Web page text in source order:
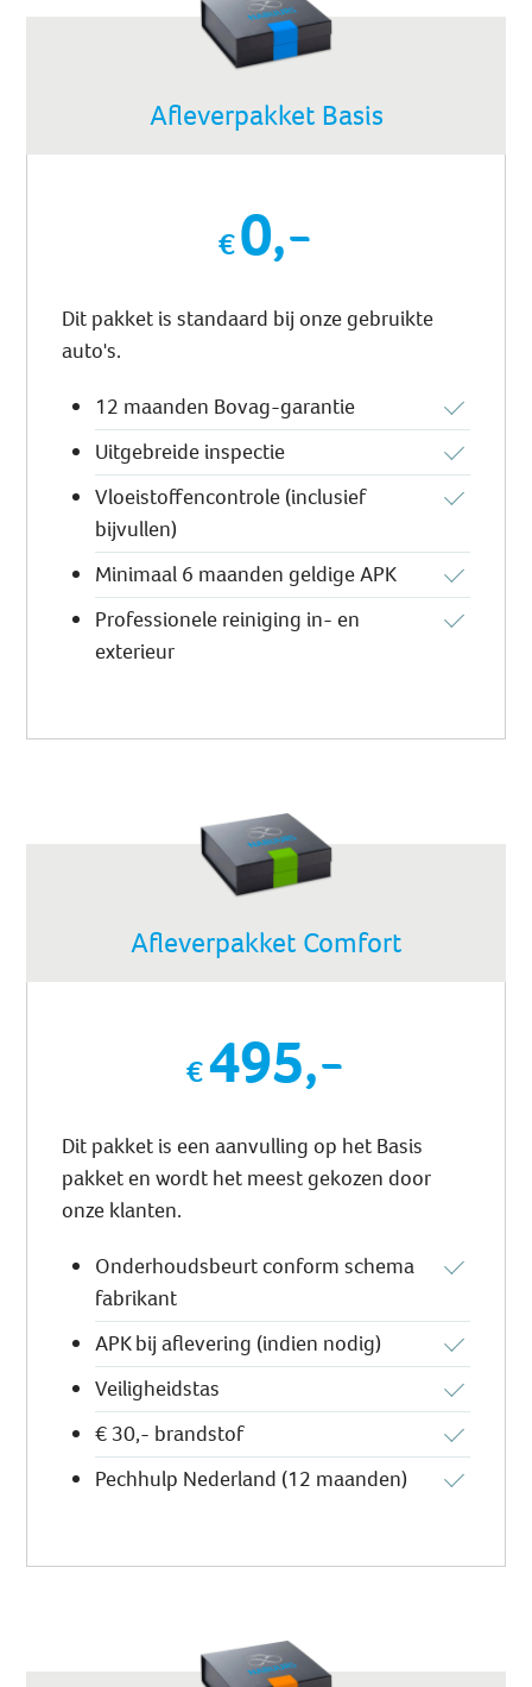
Afleverpakket Basis
0,-
Dit pakket is standaard bij onze gebruikte
auto's.
12 maanden Bovag-garantie
Uitgebreide inspectie
Vloeistoffencontrole (inclusief
bijvullen)
Minimaal 6 maanden geldige APK
Professionele reiniging in- en
exterieur
Afleverpakket Comfort
495,-
Dit pakket is een aanvulling op het Basis
pakket en wordt het meest gekozen door
onze klanten.
Onderhoudsbeurt conform schema
fabrikant
APK bij aflevering (indien nodig)
Veiligheidstas
€ 30,- brandstof
Pechhulp Nederland (12 maanden)